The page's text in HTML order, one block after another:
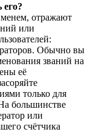
отражают
или
Обычно вы
званий на
её
только для
большинстве
или
счётчика